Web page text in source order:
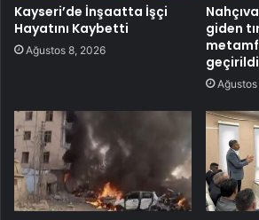
Kayseri’de İnşaatta İşçi
Hayatını Kaybetti
Ağustos 8, 2026
giden
geçirildi